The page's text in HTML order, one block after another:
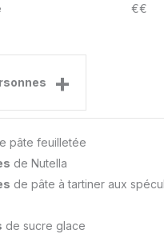
€€
+
pâte feuilletée
de Nutella
de pâte à tartiner aux
de sucre glace